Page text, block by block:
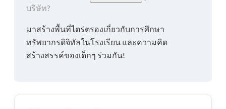
บริษัท?
มาสร้างพื้นที่ไตร่ตรองเกี่ยวกับการศึกษา
ทรัพยากรดิจิทัลในโรงเรียน และความคิด
สร้างสรรค์ของเด็กๆ ร่วมกัน!